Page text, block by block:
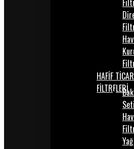
HAFİF
FİLTRELERİ
Seti